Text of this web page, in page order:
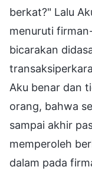
berkat?" Lalu
menuruti
bicarakan
Aku benar dan
orang, bahwa
sampai akhir
memperoleh
dalam pada